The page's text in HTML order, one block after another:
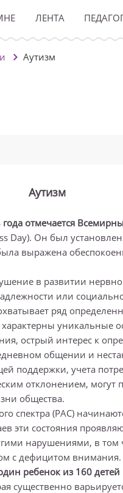
ЛЕНТА
Аутизм
Аутизм
года отмечается
Day). Он был
выражена
в развитии
или
ряд
уникальные
острый интерес к
общении и
поддержки, учета
отклонением,
общества.
спектра (РАС)
эти состояния
нарушениями, в
с дефицитом внимания.
ребенок из 160 детей
существенно